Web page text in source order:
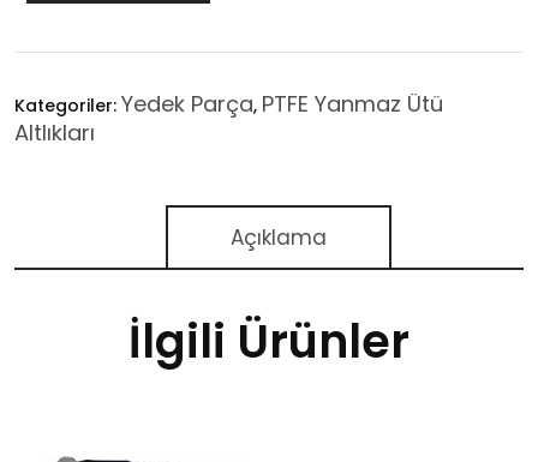
Kategoriler: Yedek Parça, PTFE Yanmaz Ütü
Altlıkları
Açıklama
İlgili Ürünler